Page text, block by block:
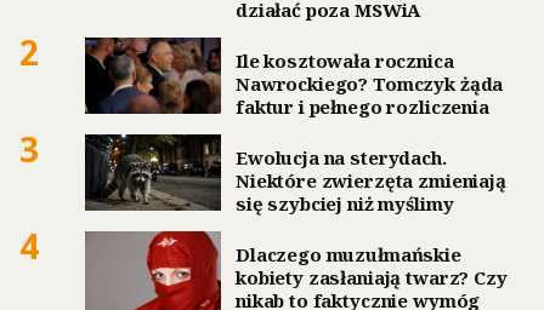
działać poza MSWiA
2
Ile kosztowała rocznica
Nawrockiego? Tomczyk żąda
faktur i pełnego rozliczenia
3
Ewolucja na sterydach.
Niektóre zwierzęta zmieniają
się szybciej niż myślimy
4
Dlaczego muzułmańskie
kobiety zasłaniają twarz? Czy
nikab to faktycznie wymóg